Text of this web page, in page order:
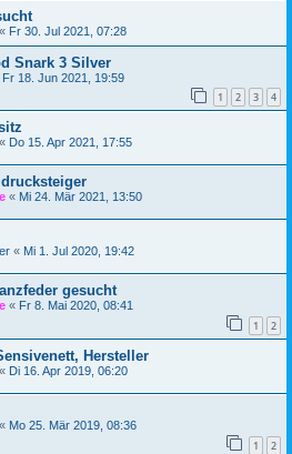
« Fr 30. Jul 2021, 07:28
Snark 3 Silver
Fr 18. Jun 2021, 19:59
1 2 3 4
« Do 15. Apr 2021, 17:55
« Mi 24. Mär 2021, 13:50
« Mi 1. Jul 2020, 19:42
gesucht
« Fr 8. Mai 2020, 08:41
1 2
Hersteller
« Di 16. Apr 2019, 06:20
« Mo 25. Mär 2019, 08:36
1 2